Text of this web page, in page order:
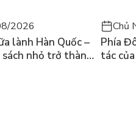
2026
lành Hàn Quốc –
sách nhỏ trở thành
Chủ
Phía
tác